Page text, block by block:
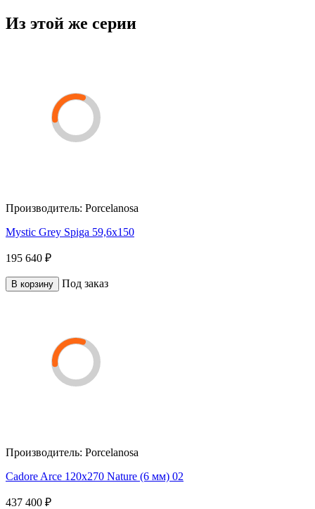
Из этой же серии
Производитель: Porcelanosa
Mystic Grey Spiga 59,6x150
195 640 ₽
В корзину Под заказ
Производитель: Porcelanosa
Cadore Arce 120x270 Nature (6 мм) 02
437 400 ₽